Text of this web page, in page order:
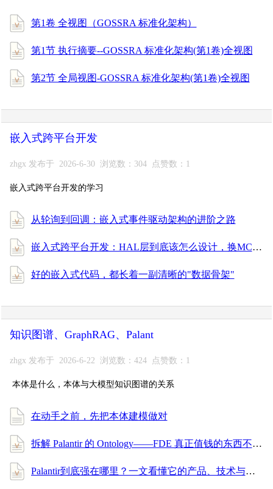
第1卷 全视图（GOSSRA 标准化架构）
第1节 执行摘要--GOSSRA 标准化架构(第1卷)全视图
第2节 全局视图-GOSSRA 标准化架构(第1卷)全视图
嵌入式跨平台开发
zhgx 发布于 2026-6-30 浏览数：304 点赞数：1
嵌入式跨平台开发的学习
从轮询到回调：嵌入式事件驱动架构的进阶之路
嵌入式跨平台开发：HAL层到底该怎么设计，换MCU才能不重写？
好的嵌入式代码，都长着一副清晰的"数据骨架"
知识图谱、GraphRAG、Palant
zhgx 发布于 2026-6-22 浏览数：424 点赞数：1
本体是什么，本体与大模型知识图谱的关系
在动手之前，先把本体建模做对
拆解 Palantir 的 Ontology——FDE 真正值钱的东西不是写代码，是给数据穿上业务的衣服
Palantir到底强在哪里？一文看懂它的产品、技术与服务体系